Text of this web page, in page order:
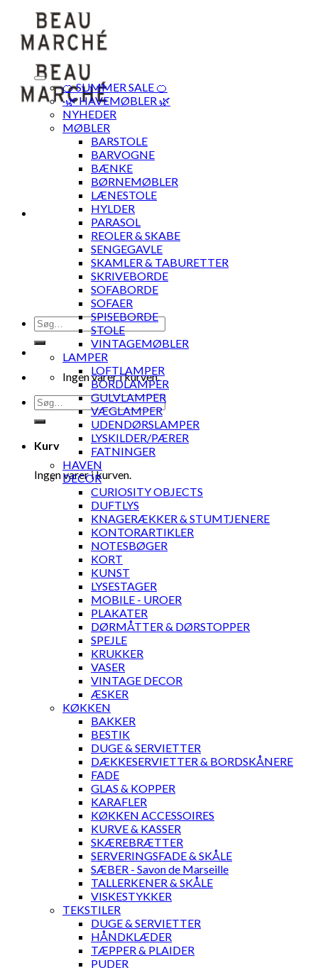
content
Søg
efter:
Ingen varer i kurven.
Søg
efter:
Kurv
Ingen varer i kurven.
🍊 SUMMER SALE 🍊
·🌿 HAVEMØBLER 🌿
NYHEDER
MØBLER
BARSTOLE
BARVOGNE
BÆNKE
BØRNEMØBLER
LÆNESTOLE
HYLDER
PARASOL
REOLER & SKABE
SENGEGAVLE
SKAMLER & TABURETTER
SKRIVEBORDE
SOFABORDE
SOFAER
SPISEBORDE
STOLE
VINTAGEMØBLER
LAMPER
LOFTLAMPER
BORDLAMPER
GULVLAMPER
VÆGLAMPER
UDENDØRSLAMPER
LYSKILDER/PÆRER
FATNINGER
HAVEN
DECOR
CURIOSITY OBJECTS
DUFTLYS
KNAGERÆKKER & STUMTJENERE
KONTORARTIKLER
NOTESBØGER
KORT
KUNST
LYSESTAGER
MOBILE - UROER
PLAKATER
DØRMÅTTER & DØRSTOPPER
SPEJLE
KRUKKER
VASER
VINTAGE DECOR
ÆSKER
KØKKEN
BAKKER
BESTIK
DUGE & SERVIETTER
DÆKKESERVIETTER & BORDSKÅNERE
FADE
GLAS & KOPPER
KARAFLER
KØKKEN ACCESSOIRES
KURVE & KASSER
SKÆREBRÆTTER
SERVERINGSFADE & SKÅLE
SÆBER - Savon de Marseille
TALLERKENER & SKÅLE
VISKESTYKKER
TEKSTILER
DUGE & SERVIETTER
HÅNDKLÆDER
TÆPPER & PLAIDER
PUDER